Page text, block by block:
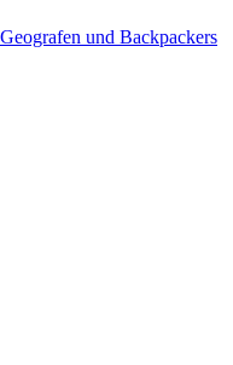
und Backpackers